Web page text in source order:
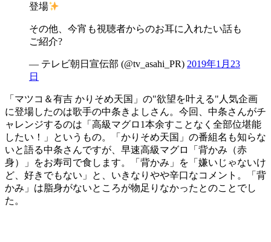
登場
その他、今宵も視聴者からのお耳に入れたい話も
ご紹介?
— テレビ朝日宣伝部 (@tv_asahi_PR) 2019年1月23
日
「マツコ＆有吉 かりそめ天国」の"欲望を叶える"人気企画
に登場したのは歌手の中条きよしさん。今回、中条さんがチ
ャレンジするのは「高級マグロ1本余すことなく全部位堪能
したい！」というもの。「かりそめ天国」の番組名も知らな
いと語る中条さんですが、早速高級マグロ「背かみ（赤
身）」をお寿司で食します。「背かみ」を「嫌いじゃないけ
ど、好きでもない」と、いきなりやや辛口なコメント。「背
かみ」は脂身がないところが物足りなかったとのことでし
た。